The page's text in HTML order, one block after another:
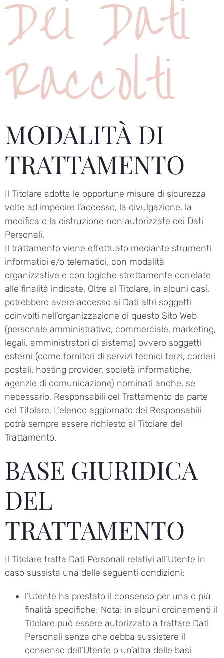
Dei Dati
Raccolti
MODALITÀ DI
TRATTAMENTO
Il Titolare adotta le opportune misure di sicurezza
volte ad impedire l’accesso, la divulgazione, la
modifica o la distruzione non autorizzate dei Dati
Personali.
Il trattamento viene effettuato mediante strumenti
informatici e/o telematici, con modalità
organizzative e con logiche strettamente correlate
alle finalità indicate. Oltre al Titolare, in alcuni casi,
potrebbero avere accesso ai Dati altri soggetti
coinvolti nell’organizzazione di questo Sito Web
(personale amministrativo, commerciale, marketing,
legali, amministratori di sistema) ovvero soggetti
esterni (come fornitori di servizi tecnici terzi, corrieri
postali, hosting provider, società informatiche,
agenzie di comunicazione) nominati anche, se
necessario, Responsabili del Trattamento da parte
del Titolare. L’elenco aggiornato dei Responsabili
potrà sempre essere richiesto al Titolare del
Trattamento.
BASE GIURIDICA
DEL
TRATTAMENTO
Il Titolare tratta Dati Personali relativi all’Utente in
caso sussista una delle seguenti condizioni:
l’Utente ha prestato il consenso per una o più
finalità specifiche; Nota: in alcuni ordinamenti il
Titolare può essere autorizzato a trattare Dati
Personali senza che debba sussistere il
consenso dell’Utente o un’altra delle basi